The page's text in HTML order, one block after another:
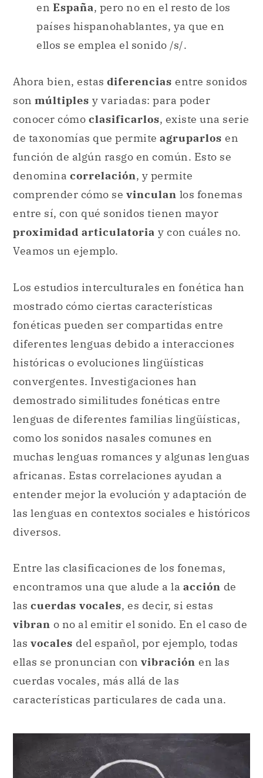
en España, pero no en el resto de los
países hispanohablantes, ya que en
ellos se emplea el sonido /s/.
Ahora bien, estas diferencias entre sonidos
son múltiples y variadas: para poder
conocer cómo clasificarlos, existe una serie
de taxonomías que permite agruparlos en
función de algún rasgo en común. Esto se
denomina correlación, y permite
comprender cómo se vinculan los fonemas
entre sí, con qué sonidos tienen mayor
proximidad articulatoria y con cuáles no.
Veamos un ejemplo.
Los estudios interculturales en fonética han
mostrado cómo ciertas características
fonéticas pueden ser compartidas entre
diferentes lenguas debido a interacciones
históricas o evoluciones lingüísticas
convergentes. Investigaciones han
demostrado similitudes fonéticas entre
lenguas de diferentes familias lingüísticas,
como los sonidos nasales comunes en
muchas lenguas romances y algunas lenguas
africanas. Estas correlaciones ayudan a
entender mejor la evolución y adaptación de
las lenguas en contextos sociales e históricos
diversos.
Entre las clasificaciones de los fonemas,
encontramos una que alude a la acción de
las cuerdas vocales, es decir, si estas
vibran o no al emitir el sonido. En el caso de
las vocales del español, por ejemplo, todas
ellas se pronuncian con vibración en las
cuerdas vocales, más allá de las
características particulares de cada una.